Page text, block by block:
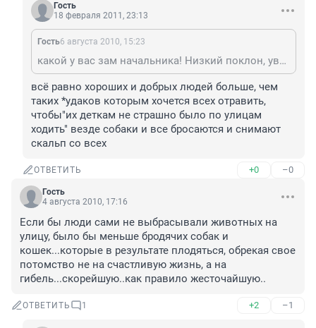
Гость
18 февраля 2011, 23:13
Гость6 августа 2010, 15:23
какой у вас зам начальника! Низкий поклон, уважаю! Благодаря таким Людям Самара ещё до конца не подавилась этими злобными кидающимися тварями. Присоединяемся все, кому не безразличны условия своего проживания!
всё равно хороших и добрых людей больше, чем
таких *удаков которым хочется всех отравить,
чтобы"их деткам не страшно было по улицам
ходить" везде собаки и все бросаются и снимают
скальп со всех
ОТВЕТИТЬ +0 –0
Гость
4 августа 2010, 17:16
Если бы люди сами не выбрасывали животных на
улицу, было бы меньше бродячих собак и
кошек...которые в результате плодяться, обрекая свое
потомство не на счастливую жизнь, а на
гибель...скорейшую..как правило жесточайшую..
ОТВЕТИТЬ 1 +2 –1